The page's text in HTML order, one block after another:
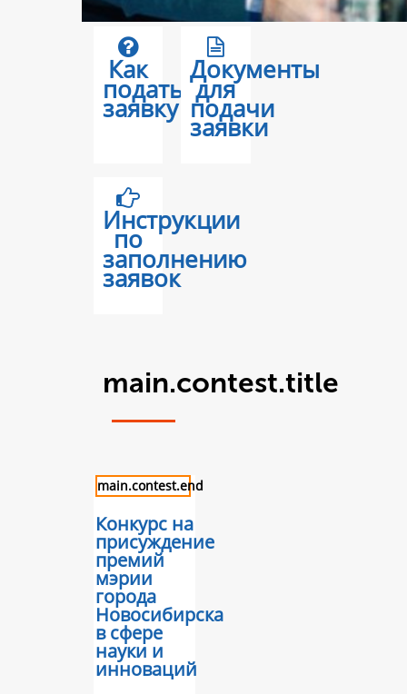
Как
подать
заявку
Документы
для
подачи
заявки
Инструкции
по
заполнению
заявок
main.contest.title
main.contest.end
Конкурс на
присуждение
премий
мэрии
города
Новосибирска
в сфере
науки и
инноваций